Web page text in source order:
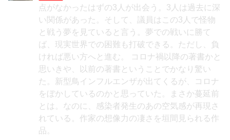
点がなかったはずの3人が出会う。3人は過去に深
い関係があった。そして、議員はこの3人で怪物
と戦う夢を見ていると言う。夢での戦いに勝て
ば、現実世界での困難も打破できる。ただし、負
ければ悪い方へと進む。 コロナ禍以降の著書かと
思いきや、以前の著書ということでかなり驚い
た。新型鳥インフルエンザが出てくるが、コロナ
をぼかしているのかと思っていた。まさか蔓延前
とは。なのに、感染者発生のあの空気感が再現さ
れている。作家の想像力の凄さを垣間見られる作
品。